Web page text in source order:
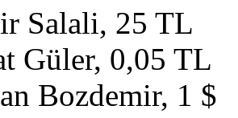
Salali, 25 TL
Güler, 0,05 TL
Bozdemir, 1 $